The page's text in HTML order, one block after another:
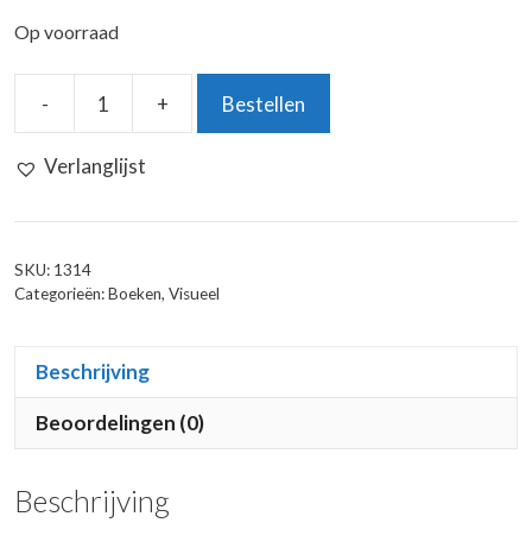
Op voorraad
- + Bestellen
Verlanglijst
SKU: 1314
Categorieën:Boeken, Visueel
Beschrijving
Beoordelingen (0)
Beschrijving